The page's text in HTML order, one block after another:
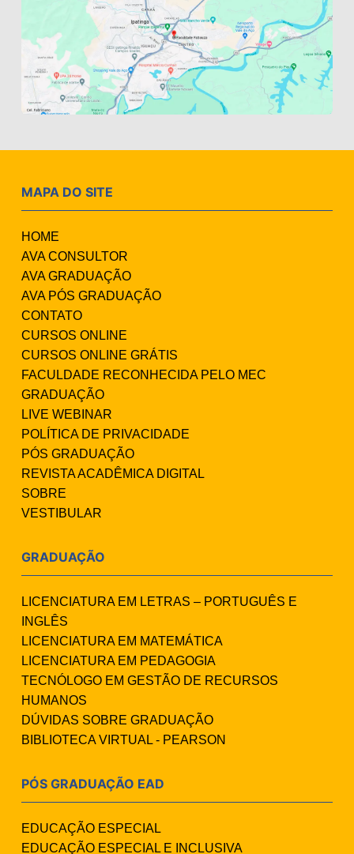
MAPA DO SITE
HOME
AVA CONSULTOR
AVA GRADUAÇÃO
AVA PÓS GRADUAÇÃO
CONTATO
CURSOS ONLINE
CURSOS ONLINE GRÁTIS
FACULDADE RECONHECIDA PELO MEC
GRADUAÇÃO
LIVE WEBINAR
POLÍTICA DE PRIVACIDADE
PÓS GRADUAÇÃO
REVISTA ACADÊMICA DIGITAL
SOBRE
VESTIBULAR
GRADUAÇÃO
LICENCIATURA EM LETRAS – PORTUGUÊS E
INGLÊS
LICENCIATURA EM MATEMÁTICA
LICENCIATURA EM PEDAGOGIA
TECNÓLOGO EM GESTÃO DE RECURSOS
HUMANOS
DÚVIDAS SOBRE GRADUAÇÃO
BIBLIOTECA VIRTUAL - PEARSON
PÓS GRADUAÇÃO EAD
EDUCAÇÃO ESPECIAL
EDUCAÇÃO ESPECIAL E INCLUSIVA